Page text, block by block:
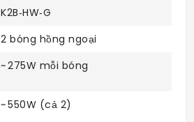
K2B‑HW‑G
2 bóng hồng ngoại
~ 275W mỗi bóng
~ 550W (cả 2)